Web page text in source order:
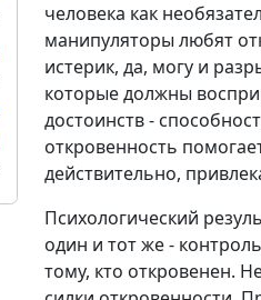
человека как
манипуляторы любят
истерик, да, могу и
которые должны
достоинств -
откровенность
действительно,
Психологический
один и тот же -
тому, кто откровенен.